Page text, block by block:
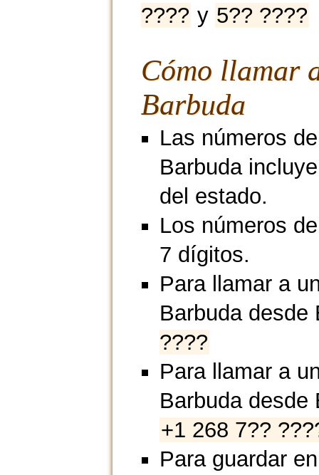
???? y 5?? ????
Cómo llamar
Barbuda
Las números
Barbuda
del estado.
Los números
7 dígitos.
Para llamar a
Barbuda
????
Para llamar a
Barbuda desde
+1 268 7??
Para guardar